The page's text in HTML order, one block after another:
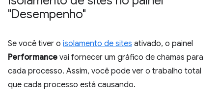
"Desempenho"
Se você tiver o isolamento de sites ativado, o painel
Performance vai fornecer um gráfico de chamas para
cada processo. Assim, você pode ver o trabalho total
que cada processo está causando.